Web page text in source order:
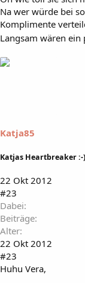
Na wer würde bei
Komplimente
Langsam wären
Katja85
Katjas Heartbreaker :-)
22 Okt 2012
#23
Dabei
Beiträge
Alter
22 Okt 2012
#23
Huhu Vera,